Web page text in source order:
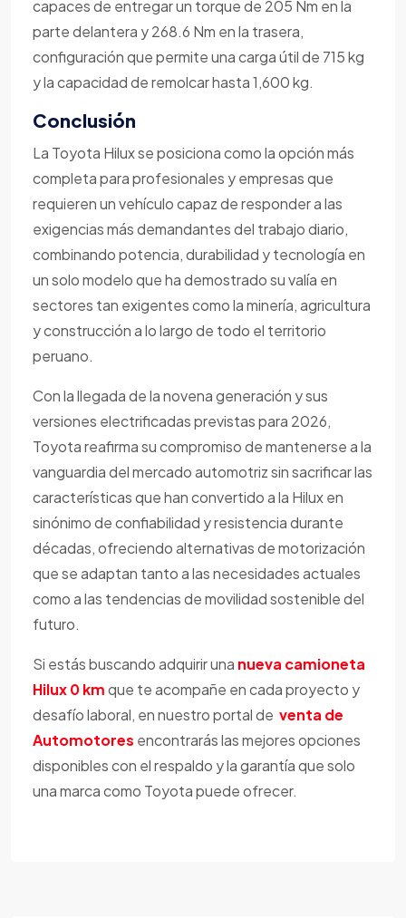
capaces de entregar un torque de 205 Nm en la
parte delantera y 268.6 Nm en la trasera,
configuración que permite una carga útil de 715 kg
y la capacidad de remolcar hasta 1,600 kg.
Conclusión
La Toyota Hilux se posiciona como la opción más
completa para profesionales y empresas que
requieren un vehículo capaz de responder a las
exigencias más demandantes del trabajo diario,
combinando potencia, durabilidad y tecnología en
un solo modelo que ha demostrado su valía en
sectores tan exigentes como la minería, agricultura
y construcción a lo largo de todo el territorio
peruano.
Con la llegada de la novena generación y sus
versiones electrificadas previstas para 2026,
Toyota reafirma su compromiso de mantenerse a la
vanguardia del mercado automotriz sin sacrificar las
características que han convertido a la Hilux en
sinónimo de confiabilidad y resistencia durante
décadas, ofreciendo alternativas de motorización
que se adaptan tanto a las necesidades actuales
como a las tendencias de movilidad sostenible del
futuro.
Si estás buscando adquirir una nueva camioneta
Hilux 0 kmque te acompañe en cada proyecto y
desafío laboral, en nuestro portal de venta de
Automotores encontrarás las mejores opciones
disponibles con el respaldo y la garantía que solo
una marca como Toyota puede ofrecer.